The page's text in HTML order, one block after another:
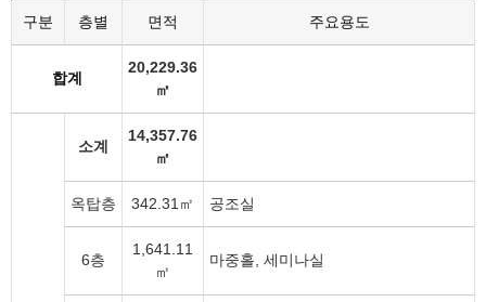
구분 층별 면적 주요용도
합계
20,229.36
㎡
소계
14,357.76
㎡
옥탑층 342.31㎡ 공조실
6층
1,641.11
㎡
마중홀, 세미나실